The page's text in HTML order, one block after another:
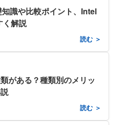
識や比較ポイント、Intel
く解説
読む ＞
がある？種類別のメリッ
読む ＞